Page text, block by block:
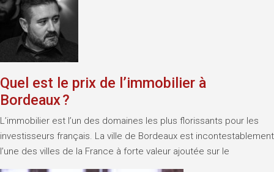
Quel est le prix de l’immobilier à
Bordeaux ?
L’immobilier est l’un des domaines les plus florissants pour les
investisseurs français. La ville de Bordeaux est incontestablement
l’une des villes de la France à forte valeur ajoutée sur le